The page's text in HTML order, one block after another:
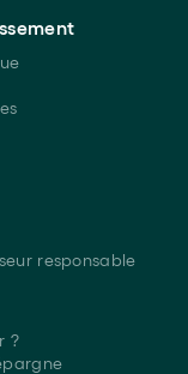
responsable
?